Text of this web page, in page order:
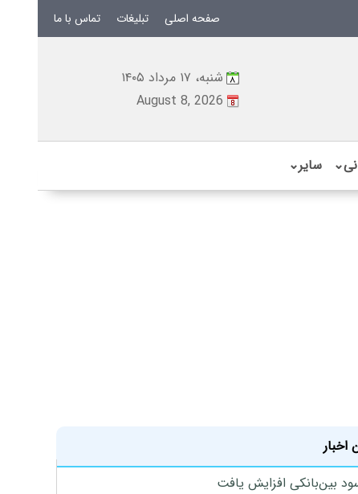
صفحه اصلی تبلیغات تماس با ما
شنبه، ۱۷ مرداد ۱۴۰۵
August 8, 2026
⌄ سایر⌄
اخبار
بین‌بانکی افزایش یافت